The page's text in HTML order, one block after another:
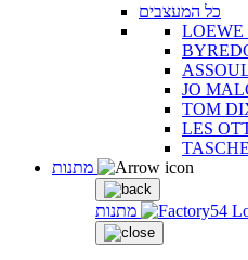
כל המעצבים
LOEWE
JO
TOM
LES
מתנות